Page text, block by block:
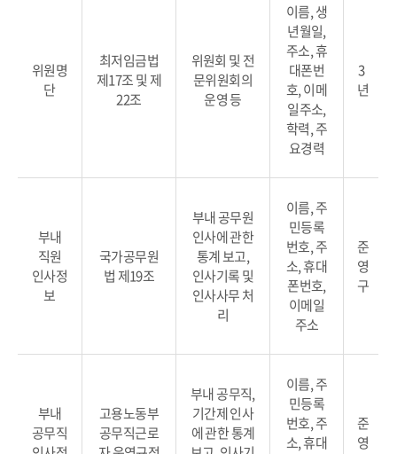
위원명
단
최저임금법
제17조 및 제
22조
위원회 및 전
문위원회의
운영 등
이름, 생
년월일,
주소, 휴
대폰번
호, 이메
일주소,
학력, 주
요경력
3
년
부내
직원
인사정
보
국가공무원
법 제19조
부내 공무원
인사에 관한
통계 보고,
인사기록 및
인사사무 처
리
이름, 주
민등록
번호, 주
소, 휴대
폰번호,
이메일
주소
준
영
구
부내
공무직
고용노동부
공무직근로
부내 공무직,
기간제 인사
에 관한 통계
이름, 주
민등록
번호, 주
소, 휴대
준
영